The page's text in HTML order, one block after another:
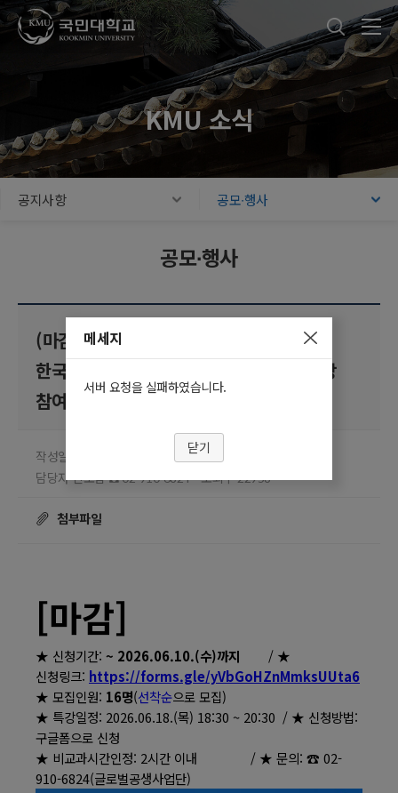
주메뉴 바로가기
본문내용 바로가기
푸터 바로가기
국민대학교
KMU 소식
공지사항 공모∙행사
공모∙행사
(마감) [글로벌공생사업단] 2026
한국마이크로소프트 본사 AI 특별초청 특강
참여학생 모집 안내
작성일 2026.05.13
담당부서 글로벌공생사업단
담당자 신보람☎ 02-910-6824 조회수22958
첨부파일
[마감]
★ 신청기간: ~ 2026.06.10.(수)까지
/ ★
신청링크: https://forms.gle/yVbGoHZnMmksUUta6
★ 모집인원: 16명(선착순으로 모집)
★ 특강일정: 2026.06.18.(목) 18:30 ~ 20:30 / ★ 신청방법:
구글폼으로 신청
★ 비교과시간인정: 2시간 이내 / ★ 문의: ☎ 02-
910-6824(글로벌공생사업단)
메세지
서버 요청을 실패하였습니다.
닫기